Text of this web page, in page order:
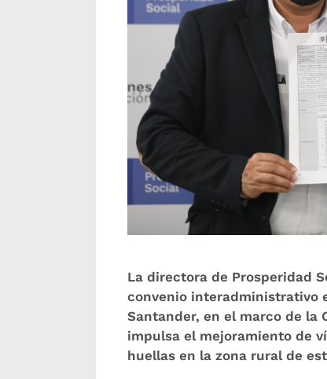
La directora de Prosperidad
convenio interadministrativo
Santander, en el marco de la
impulsa el mejoramiento de
huellas en la zona rural de